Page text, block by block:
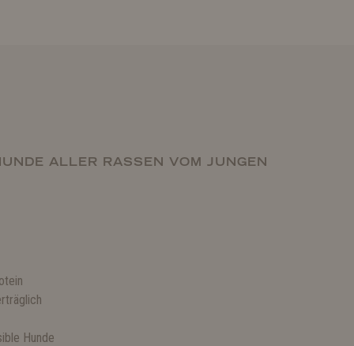
ALLER RASSEN VOM JUNGEN
Hunde